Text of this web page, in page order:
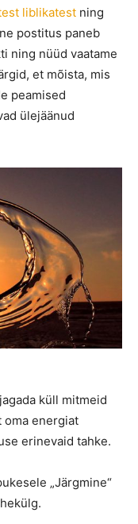
liblikatest ning
postitus paneb
ning nüüd vaatame
et mõista, mis
peamised
ülejäänud
küll mitmeid
oma energiat
erinevaid tahke.
„Järgmine“